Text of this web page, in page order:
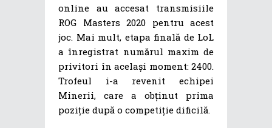
online au accesat transmisiile
ROG Masters 2020 pentru acest
joc. Mai mult, etapa finală de LoL
a înregistrat numărul maxim de
privitori în același moment: 2400.
Trofeul i-a revenit echipei
Minerii, care a obținut prima
poziție după o competiție dificilă.